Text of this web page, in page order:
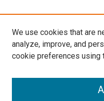
We use cookies that are
analyze, improve, and
cookie preferences using